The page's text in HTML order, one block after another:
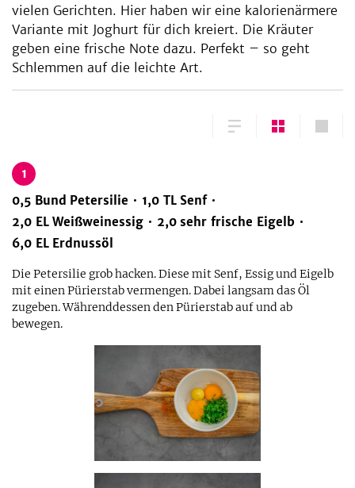
vielen Gerichten. Hier haben wir eine kalorienärmere
Variante mit Joghurt für dich kreiert. Die Kräuter
geben eine frische Note dazu. Perfekt – so geht
Schlemmen auf die leichte Art.
1
0,5 Bund Petersilie 1,0 TL Senf
2,0 EL Weißweinessig 2,0 sehr frische Eigelb
6,0 EL Erdnussöl
Die Petersilie grob hacken. Diese mit Senf, Essig und Eigelb
mit einen Pürierstab vermengen. Dabei langsam das Öl
zugeben. Währenddessen den Pürierstab auf und ab
bewegen.